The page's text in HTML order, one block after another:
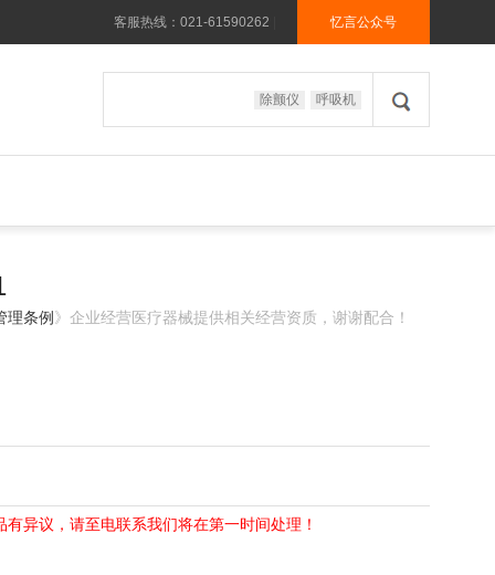
客服热线：021-61590262 忆言公众号
除颤仪 呼吸机
理条例 》企业经营医疗器械提供相关经营资质，谢谢配合！
异议，请至电联系我们将在第一时间处理！